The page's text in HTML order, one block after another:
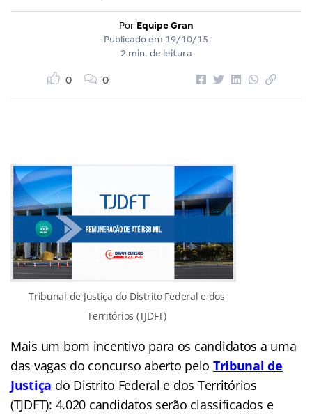
Por Equipe Gran
Publicado em 19/10/15
2 min. de leitura
0 0
Tribunal de Justiça do Distrito Federal e dos
Territórios (TJDFT)
Mais um bom incentivo para os candidatos a uma
das vagas do concurso aberto pelo Tribunal de
Justiça do Distrito Federal e dos Territórios
(TJDFT): 4.020 candidatos serão classificados e